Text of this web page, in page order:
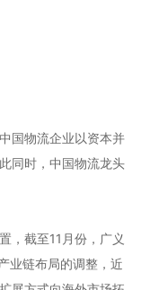
国物流企业以资本并
同时，中国物流龙头
截至11月份，广义
业链布局的调整，近